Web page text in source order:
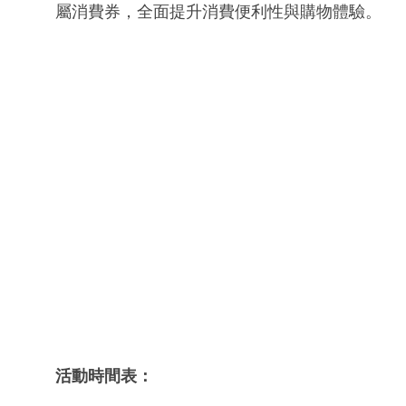
屬消費券，全面提升消費便利性與購物體驗。
活動時間表：